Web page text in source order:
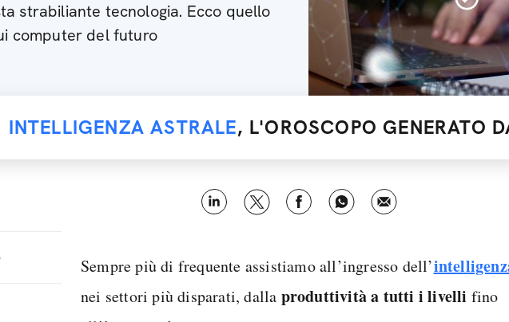
strabiliante tecnologia. Ecco quello
computer del futuro
INTELLIGENZA ASTRALE, L'OROSCOPO GENERATO
Sempre più di frequente assistiamo all’ingresso dell’
nei settori più disparati, dalla produttività a tutti i livelli fino